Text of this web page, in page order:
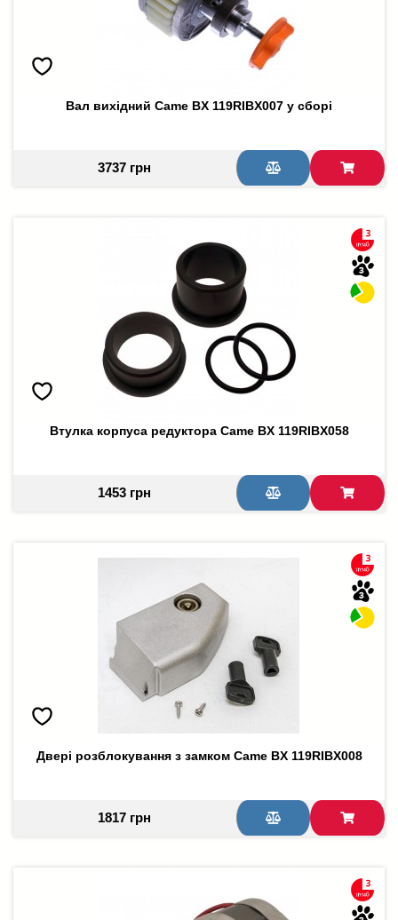
Вал вихідний Came BX 119RIBX007 у сборі
3737 грн
Втулка корпуса редуктора Came BX 119RIBX058
1453 грн
Двері розблокування з замком Came BX 119RIBX008
1817 грн